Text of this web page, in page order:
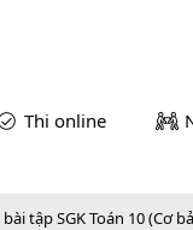
Thi online
bài tập SGK Toán 10 (Cơ